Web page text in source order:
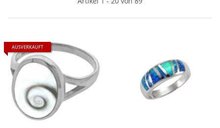
AUSVERKAUFT